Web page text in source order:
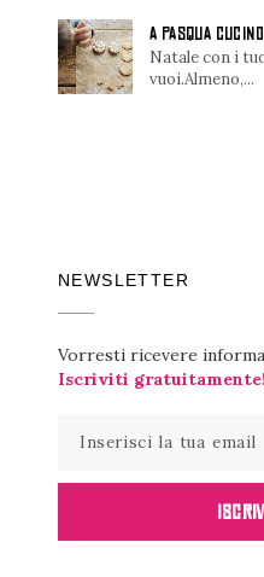
A PASQUA
Natale con i
vuoi.Almeno,...
NEWSLETTER
Vorresti ricevere
Iscriviti gratuitamente!